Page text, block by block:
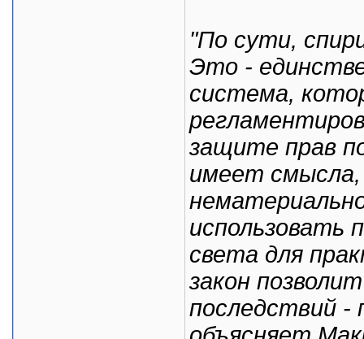
"По сути,
Это -
система,
защите прав
имеет
использовать
света для
закон
последствий -